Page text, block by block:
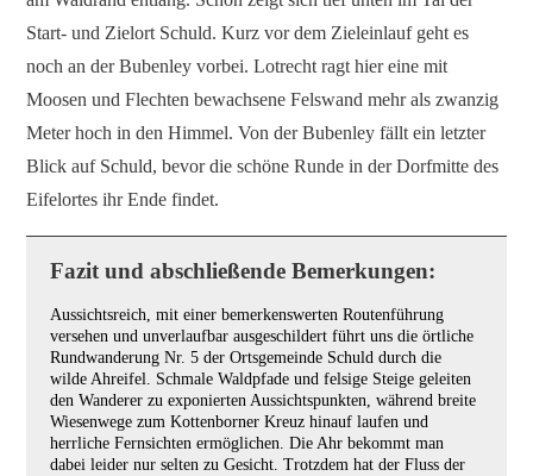
Start- und Zielort Schuld. Kurz vor dem Zieleinlauf geht es
noch an der Bubenley vorbei. Lotrecht ragt hier eine mit
Moosen und Flechten bewachsene Felswand mehr als zwanzig
Meter hoch in den Himmel. Von der Bubenley fällt ein letzter
Blick auf Schuld, bevor die schöne Runde in der Dorfmitte des
Eifelortes ihr Ende findet.
Fazit und abschließende Bemerkungen:
Aussichtsreich, mit einer bemerkenswerten Routenführung
versehen und unverlaufbar ausgeschildert führt uns die örtliche
Rundwanderung Nr. 5 der Ortsgemeinde Schuld durch die
wilde Ahreifel. Schmale Waldpfade und felsige Steige geleiten
den Wanderer zu exponierten Aussichtspunkten, während breite
Wiesenwege zum Kottenborner Kreuz hinauf laufen und
herrliche Fernsichten ermöglichen. Die Ahr bekommt man
dabei leider nur selten zu Gesicht. Trotzdem hat der Fluss der